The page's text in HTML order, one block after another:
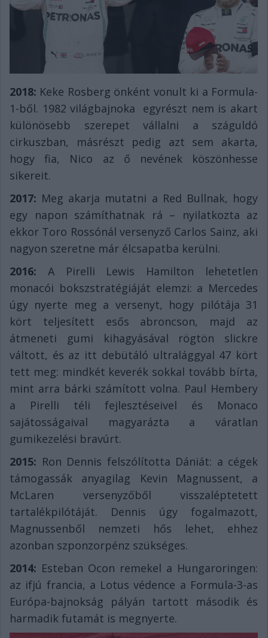
2018: Keke Rosberg önként vonult ki a Formula-
1-ből. 1982 világbajnoka egyrészt nem is akart
különösebb szerepet vállalni a száguldó
cirkuszban, másrészt pedig azt sem akarta,
hogy fia, Nico az ő nevének köszönhesse
sikereit.
2017: Meg akarja mutatni a Red Bullnak, hogy
egy napon számíthatnak rá – nyilatkozta az
ekkor Toro Rossónál versenyző Carlos Sainz, aki
nagyon szeretne már élcsapatba kerülni.
2016: A Pirelli Lewis Hamilton lehetetlen
monacói bokszstratégiáját elemzi: a Mercedes
úgy nyerte meg a versenyt, hogy pilótája 31
kört teljesített esős abroncson, majd az
átmeneti gumi kihagyásával rögtön slickre
váltott, és az itt debütáló ultralággyal 47 kört
tett meg: mindkét keverék sokkal tovább bírta,
mint arra bárki számított volna. Paul Hembery
a Pirelli téli fejlesztéseivel és Monaco
sajátosságaival magyarázta a váratlan
gumikezelési bravúrt.
2015: Ron Dennis felszólította Dániát: a cégek
támogassák anyagilag Kevin Magnussent, a
McLaren versenyzőből visszaléptetett
tartalékpilótáját. Dennis úgy fogalmazott,
Magnussenből nemzeti hős lehet, ehhez
azonban szponzorpénz szükséges.
2014: Esteban Ocon remekel a Hungaroringen:
az ifjú francia, a Lotus védence a Formula-3-as
Európa-bajnokság pályán tartott második és
harmadik futamát is megnyerte.